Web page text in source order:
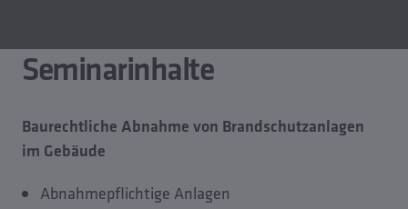
Seminarinhalte
Baurechtliche Abnahme von Brandschutzanlagen
im Gebäude
Abnahmepflichtige Anlagen